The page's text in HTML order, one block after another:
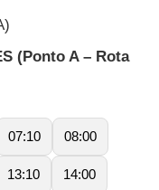
(Ponto A – Rota
07:10 08:00
13:10 14:00